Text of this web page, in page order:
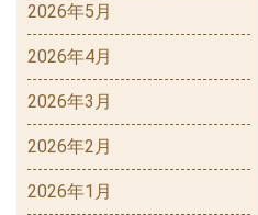
2026年5月
2026年4月
2026年3月
2026年2月
2026年1月